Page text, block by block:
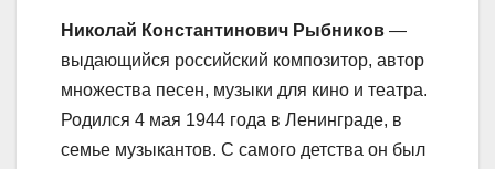
Николай Константинович Рыбников —
выдающийся российский композитор, автор
множества песен, музыки для кино и театра.
Родился 4 мая 1944 года в Ленинграде, в
семье музыкантов. С самого детства он был